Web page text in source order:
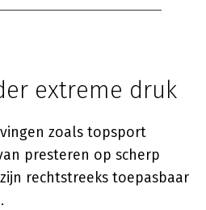
extreme druk
zoals topsport
presteren op scherp
rechtstreeks toepasbaar